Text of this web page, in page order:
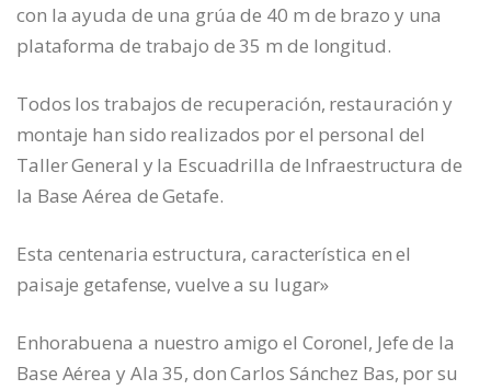
con la ayuda de una grúa de 40 m de brazo y una
plataforma de trabajo de 35 m de longitud.
Todos los trabajos de recuperación, restauración y
montaje han sido realizados por el personal del
Taller General y la Escuadrilla de Infraestructura de
la Base Aérea de Getafe.
Esta centenaria estructura, característica en el
paisaje getafense, vuelve a su lugar»
Enhorabuena a nuestro amigo el Coronel, Jefe de la
Base Aérea y Ala 35, don Carlos Sánchez Bas, por su